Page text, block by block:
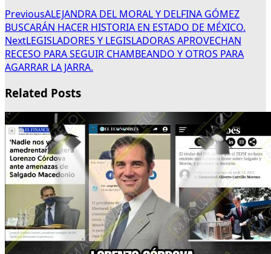
PreviousALEJANDRA DEL MORAL Y DELFINA GÓMEZ
BUSCARÁN HACER HISTORIA EN ESTADO DE MÉXICO.
NextLEGISLADORES Y LEGISLADORAS APROVECHAN
RECESO PARA SEGUIR CHAMBEANDO Y OTROS PARA
AGARRAR LA JARRA.
Related Posts